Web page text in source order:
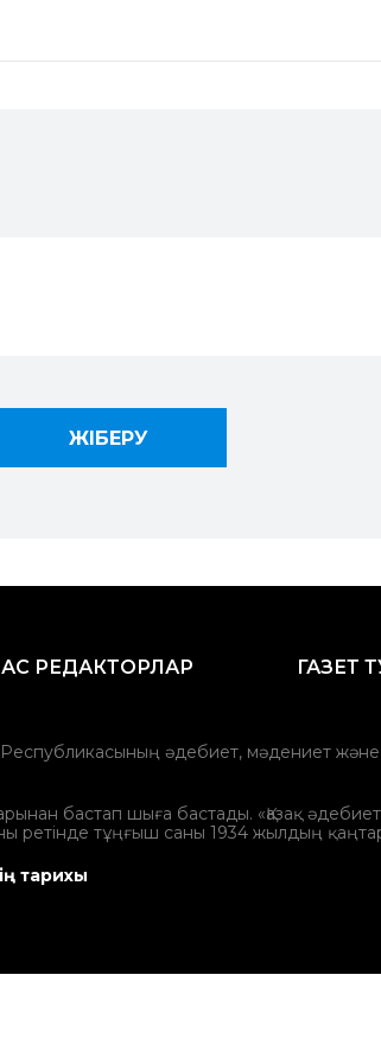
РЕДАКТОРЛАР ГАЗЕТ
Республикасының әдебиет, мәдениет
бастап шыға бастады. «Қазақ
ретінде тұңғыш саны 1934 жылдың
тарихы